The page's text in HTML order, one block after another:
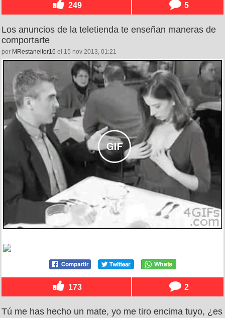
249 5
Los anuncios de la teletienda te enseñan maneras de
comportarte
por MRestaneitor16 el 15 nov 2013, 01:21
173 2
Tú me has hecho un mate, yo me tiro encima tuyo, ¿es